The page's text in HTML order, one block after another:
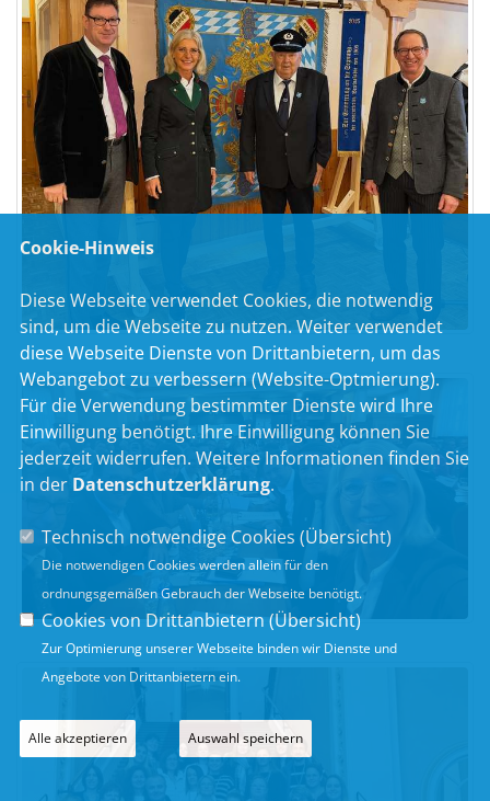
Cookie-Hinweis
Diese Webseite verwendet Cookies, die notwendig
sind, um die Webseite zu nutzen. Weiter verwendet
diese Webseite Dienste von Drittanbietern, um das
Webangebot zu verbessern (Website-Optmierung).
Für die Verwendung bestimmter Dienste wird Ihre
Einwilligung benötigt. Ihre Einwilligung können Sie
jederzeit widerrufen. Weitere Informationen finden Sie
in der Datenschutzerklärung.
Technisch notwendige Cookies (Übersicht)
Die notwendigen Cookies werden allein für den
ordnungsgemäßen Gebrauch der Webseite benötigt.
Cookies von Drittanbietern (Übersicht)
Zur Optimierung unserer Webseite binden wir Dienste und
Angebote von Drittanbietern ein.
Alle akzeptieren Auswahl speichern